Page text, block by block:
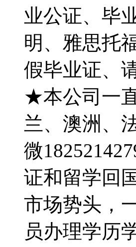
业公证、毕
明、雅思托
假毕业证、
★本公司一
兰、澳洲、
微
证和留学回
市场势头，
员办理学历